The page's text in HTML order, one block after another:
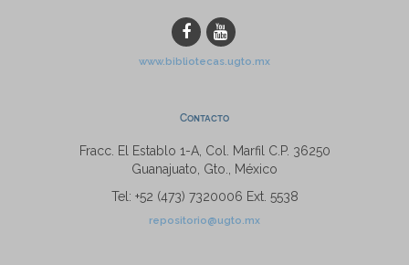
www.bibliotecas.ugto.mx
Contacto
Fracc. El Establo 1-A, Col. Marfil C.P. 36250
Guanajuato, Gto., México
Tel: +52 (473) 7320006 Ext. 5538
repositorio@ugto.mx